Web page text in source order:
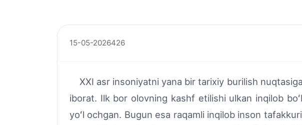
15-05-2026426
XXI asr insoniyatni yana bir tarixiy burilish
iborat. Ilk bor olovning kashf etilishi ulkan inqilob
yoʻl ochgan. Bugun esa raqamli inqilob inson